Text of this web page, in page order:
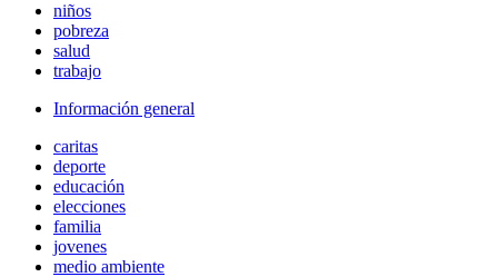
niños
pobreza
salud
trabajo
Información general
caritas
deporte
educación
elecciones
familia
jovenes
medio ambiente